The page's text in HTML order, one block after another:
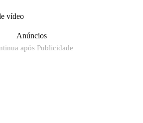
vídeo
Anúncios
após Publicidade